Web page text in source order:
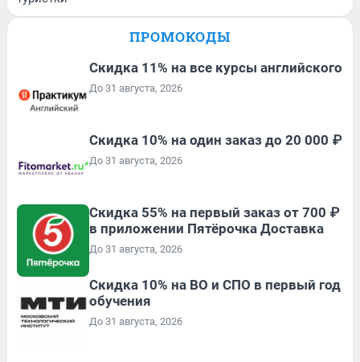
ПРОМОКОДЫ
Скидка 11% на все курсы английского
До 31 августа, 2026
Скидка 10% на один заказ до 20 000 ₽
До 31 августа, 2026
Скидка 55% на первый заказ от 700 ₽
в приложении Пятёрочка Доставка
До 31 августа, 2026
Скидка 10% на ВО и СПО в первый год
обучения
До 31 августа, 2026